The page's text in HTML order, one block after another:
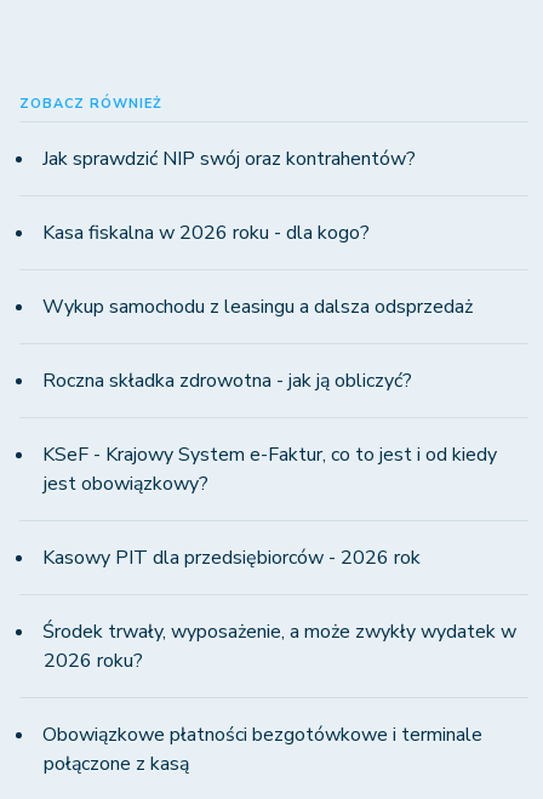
ZOBACZ RÓWNIEŻ
Jak sprawdzić NIP swój oraz kontrahentów?
Kasa fiskalna w 2026 roku - dla kogo?
Wykup samochodu z leasingu a dalsza odsprzedaż
Roczna składka zdrowotna - jak ją obliczyć?
KSeF - Krajowy System e-Faktur, co to jest i od kiedy
jest obowiązkowy?
Kasowy PIT dla przedsiębiorców - 2026 rok
Środek trwały, wyposażenie, a może zwykły wydatek w
2026 roku?
Obowiązkowe płatności bezgotówkowe i terminale
połączone z kasą